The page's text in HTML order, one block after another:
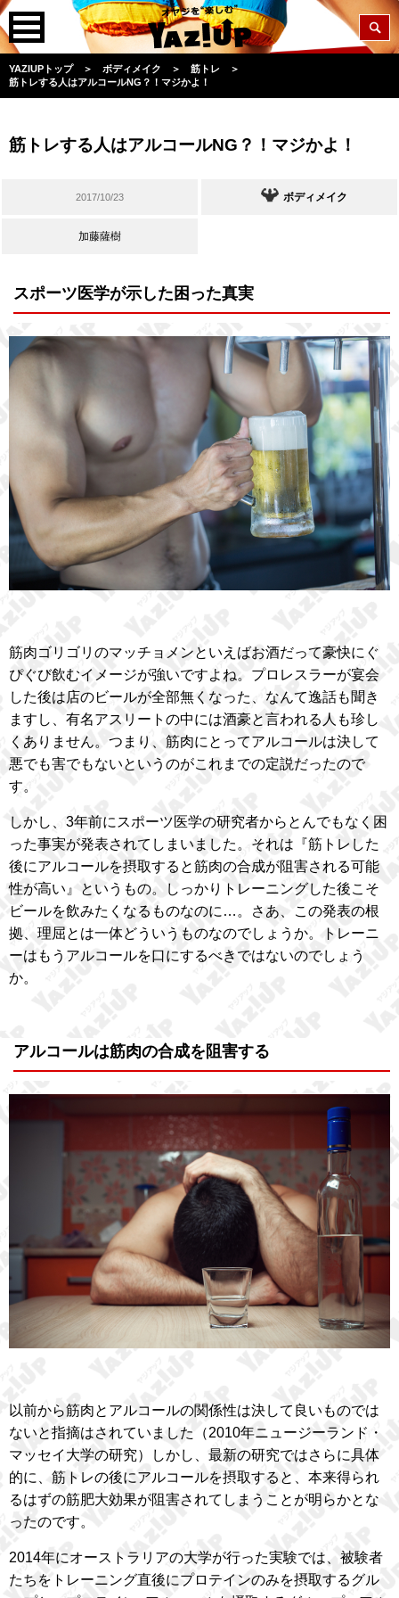
YAZIUPトップ ＞ ボディメイク ＞ 筋トレ
＞
筋トレする人はアルコールNG？！マジかよ！
筋トレする人はアルコールNG？！マジかよ！
2017/10/23 ボディメイク
加藤薩樹
スポーツ医学が示した困った真実
筋肉ゴリゴリのマッチョメンといえばお酒だって豪快にぐ
ぴぐび飲むイメージが強いですよね。プロレスラーが宴会
した後は店のビールが全部無くなった、なんて逸話も聞き
ますし、有名アスリートの中には酒豪と言われる人も珍し
くありません。つまり、筋肉にとってアルコールは決して
悪でも害でもないというのがこれまでの定説だったので
す。
しかし、3年前にスポーツ医学の研究者からとんでもなく困
った事実が発表されてしまいました。それは『筋トレした
後にアルコールを摂取すると筋肉の合成が阻害される可能
性が高い』というもの。しっかりトレーニングした後こそ
ビールを飲みたくなるものなのに…。さあ、この発表の根
拠、理屈とは一体どういうものなのでしょうか。トレーニ
ーはもうアルコールを口にするべきではないのでしょう
か。
アルコールは筋肉の合成を阻害する
以前から筋肉とアルコールの関係性は決して良いものでは
ないと指摘はされていました（2010年ニュージーランド・
マッセイ大学の研究）しかし、最新の研究ではさらに具体
的に、筋トレの後にアルコールを摂取すると、本来得られ
るはずの筋肥大効果が阻害されてしまうことが明らかとな
ったのです。
2014年にオーストラリアの大学が行った実験では、被験者
たちをトレーニング直後にプロテインのみを摂取するグル